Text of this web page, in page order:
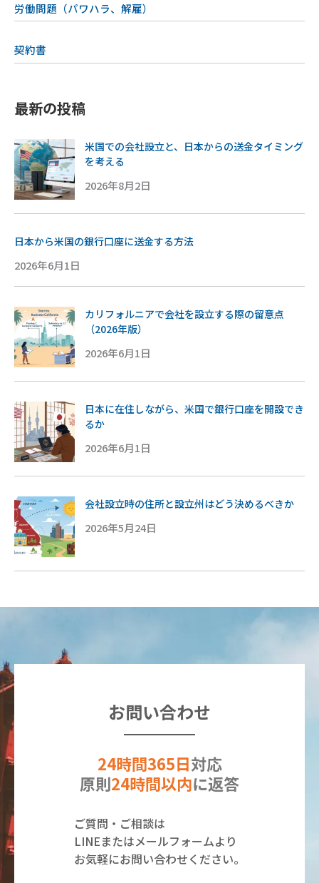
労働問題（パワハラ、解雇）
契約書
最新の投稿
米国での会社設立と、日本からの送金タイミング
を考える
2026年8月2日
日本から米国の銀行口座に送金する方法
2026年6月1日
カリフォルニアで会社を設立する際の留意点
（2026年版）
2026年6月1日
日本に在住しながら、米国で銀行口座を開設でき
るか
2026年6月1日
会社設立時の住所と設立州はどう決めるべきか
2026年5月24日
お問い合わせ
24時間365日対応
原則24時間以内に返答
ご質問・ご相談は
LINEまたはメールフォームより
お気軽にお問い合わせください。